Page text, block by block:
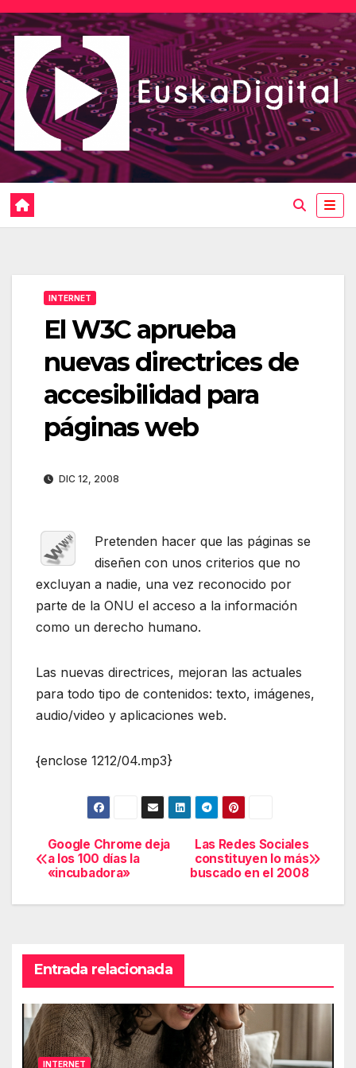
Saltar
al
contenido
INTERNET
El W3C aprueba
nuevas directrices de
accesibilidad para
páginas web
DIC 12, 2008
Pretenden hacer que las páginas se
diseñen con unos criterios que no
excluyan a nadie, una vez reconocido por
parte de la ONU el acceso a la información
como un derecho humano.
Las nuevas directrices, mejoran las actuales
para todo tipo de contenidos: texto, imágenes,
audio/video y aplicaciones web.
{enclose 1212/04.mp3}
Navegación
de
Las Redes Sociales
constituyen lo más
buscado en el 2008
Google Chrome deja
a los 100 días la
«incubadora»
Entrada relacionada
INTERNET